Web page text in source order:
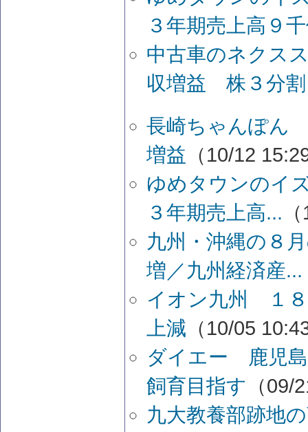
３年期売上高９
中古車のネクス
収増益 株３分割
長崎ちゃんぽ
増益 （10/12
ゆめタウンのイ
３年期売上高...
九州・沖縄の８
増／九州経済産...
イオン九州 １
上減 （10/05
ダイエー 鹿児
飼育目指す （09/
九大教養部跡地